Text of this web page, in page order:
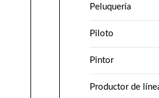
Peluquería
Piloto
Pintor
Productor de